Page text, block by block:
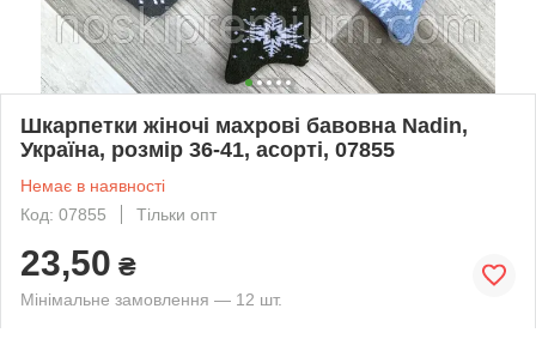
Шкарпетки жіночі махрові бавовна Nadin,
Україна, розмір 36-41, асорті, 07855
Немає в наявності
Код: 07855
Тільки опт
23,50 ₴
Мінімальне замовлення — 12 шт.